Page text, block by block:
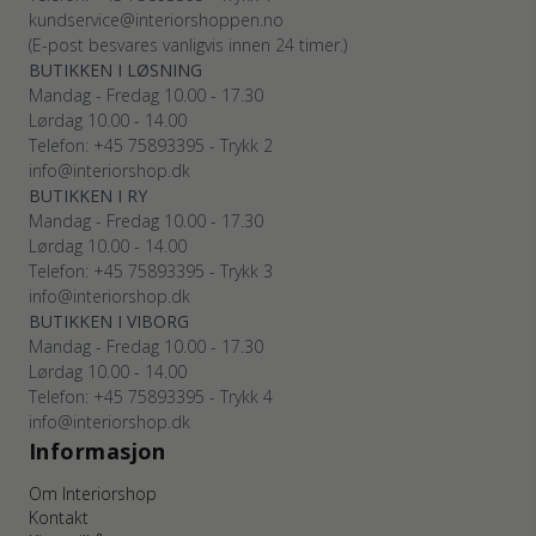
kundservice@interiorshoppen.no
(E-post besvares vanligvis innen 24 timer.)
BUTIKKEN I LØSNING
Mandag - Fredag 10.00 - 17.30
Lørdag 10.00 - 14.00
Telefon: +45 75893395 - Trykk 2
info@interiorshop.dk
BUTIKKEN I RY
Mandag - Fredag 10.00 - 17.30
Lørdag 10.00 - 14.00
Telefon: +45 75893395 - Trykk 3
info@interiorshop.dk
BUTIKKEN I VIBORG
Mandag - Fredag 10.00 - 17.30
Lørdag 10.00 - 14.00
Telefon: +45 75893395 - Trykk 4
info@interiorshop.dk
Informasjon
Om Interiorshop
Kontakt